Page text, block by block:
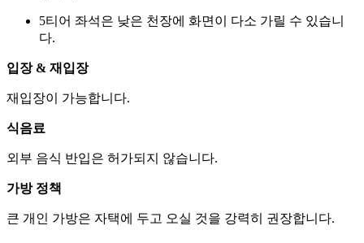
5티어 좌석은 낮은 천장에 화면이 다소 가릴 수 있습니
다.
입장 & 재입장
재입장이 가능합니다.
식음료
외부 음식 반입은 허가되지 않습니다.
가방 정책
큰 개인 가방은 자택에 두고 오실 것을 강력히 권장합니다.